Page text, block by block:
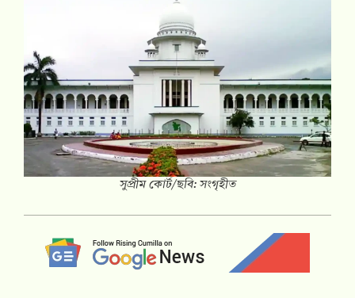
সুপ্রীম কোর্ট/ছবি: সংগৃহীত